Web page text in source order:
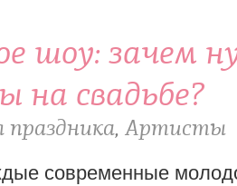
шоу: зачем
на свадьбе?
праздника, Артисты
современные